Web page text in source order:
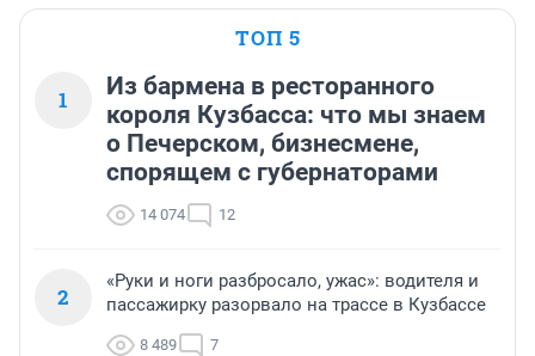
ТОП 5
1
Из бармена в ресторанного
короля Кузбасса: что мы знаем
о Печерском, бизнесмене,
спорящем с губернаторами
14 074 12
2
«Руки и ноги разбросало, ужас»: водителя и
пассажирку разорвало на трассе в Кузбассе
8 489 7